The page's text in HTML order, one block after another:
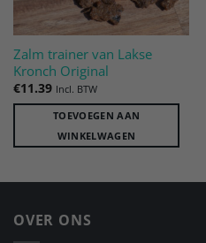
Zalm trainer van Lakse
Kronch Original
€11.39 Incl. BTW
TOEVOEGEN AAN
WINKELWAGEN
OVER ONS